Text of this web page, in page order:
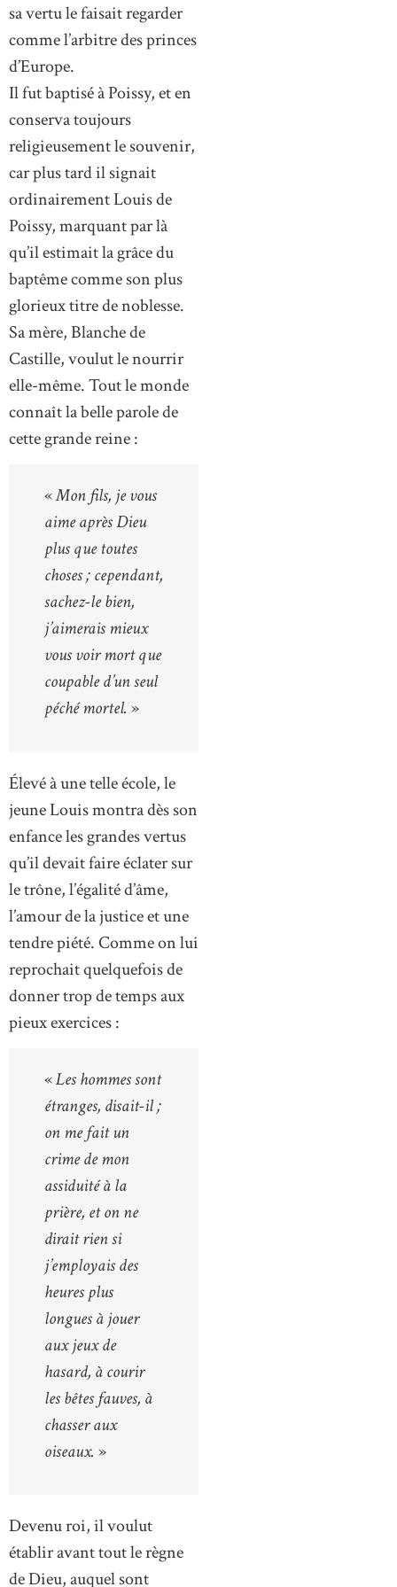
sa vertu le faisait regarder
comme l’arbitre des princes
d’Europe.
Il fut baptisé à Poissy, et en
conserva toujours
religieusement le souvenir,
car plus tard il signait
ordinairement Louis de
Poissy, marquant par là
qu’il estimait la grâce du
baptême comme son plus
glorieux titre de noblesse.
Sa mère, Blanche de
Castille, voulut le nourrir
elle-même. Tout le monde
connaît la belle parole de
cette grande reine :
«Mon fils, je vous
aime après Dieu
plus que toutes
choses ; cependant,
sachez-le bien,
j’aimerais mieux
vous voir mort que
coupable d’un seul
péché mortel. »
Élevé à une telle école, le
jeune Louis montra dès son
enfance les grandes vertus
qu’il devait faire éclater sur
le trône, l’égalité d’âme,
l’amour de la justice et une
tendre piété. Comme on lui
reprochait quelquefois de
donner trop de temps aux
pieux exercices :
«Les hommes sont
étranges, disait-il ;
on me fait un
crime de mon
assiduité à la
prière, et on ne
dirait rien si
j’employais des
heures plus
longues à jouer
aux jeux de
hasard, à courir
les bêtes fauves, à
chasser aux
oiseaux. »
Devenu roi, il voulut
établir avant tout le règne
de Dieu, auquel sont